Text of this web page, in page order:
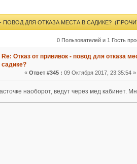
ДЛЯ ОТКАЗА МЕСТА В САДИКЕ?
0 Пользователей и 1 Гость
Re: Отказ от прививок - повод для отказа
садике?
«Ответ #345 : 09 Октября 2017, 23:35:54 »
наоборот, ведут через мед кабинет.